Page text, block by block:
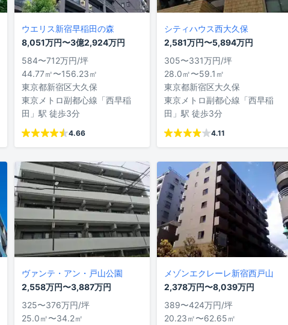
ウエリス新宿早稲田の森
8,051万円〜3億2,924万円
584〜712万円/坪
44.77㎡〜156.23㎡
東京都新宿区大久保
東京メトロ副都心線「西早稲
田」駅 徒歩3分
4.66
シティハウス西大久保
2,581万円〜5,894万円
305〜331万円/坪
28.0㎡〜59.1㎡
東京都新宿区大久保
東京メトロ副都心線「西早稲
田」駅 徒歩3分
4.11
ヴァンテ・アン・戸山公園
2,558万円〜3,887万円
325〜376万円/坪
25.0㎡〜34.2㎡
メゾンエクレーレ新宿西戸山
2,378万円〜8,039万円
389〜424万円/坪
20.23㎡〜62.65㎡